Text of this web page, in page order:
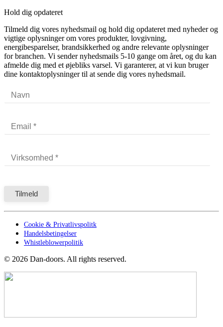
Hold dig opdateret
Tilmeld dig vores nyhedsmail og hold dig opdateret med nyheder og
vigtige oplysninger om vores produkter, lovgivning,
energibesparelser, brandsikkerhed og andre relevante oplysninger
for branchen. Vi sender nyhedsmails 5-10 gange om året, og du kan
afmelde dig med et øjebliks varsel. Vi garanterer, at vi kun bruger
dine kontaktoplysninger til at sende dig vores nyhedsmail.
Cookie & Privatlivspolitk
Handelsbetingelser
Whistleblowerpolitik
© 2026 Dan-doors. All rights reserved.